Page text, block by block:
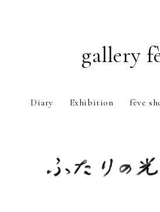
gallery
Diary Exhibition fève